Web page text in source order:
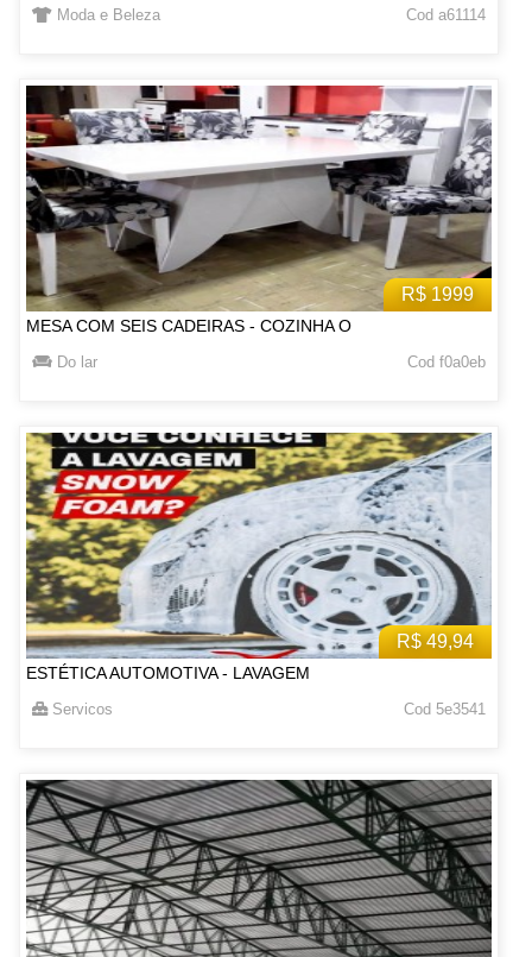
Moda e Beleza Cod a61114
R$ 1999
MESA COM SEIS CADEIRAS - COZINHA O
Do lar Cod f0a0eb
R$ 49,94
ESTÉTICA AUTOMOTIVA - LAVAGEM
Servicos Cod 5e3541